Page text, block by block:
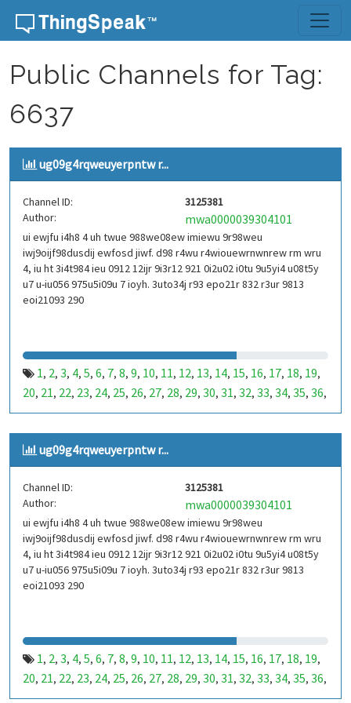
Skip to content
Public Channels for Tag:
6637
ug09g4rqweuyerpntw r...
Channel ID:
3125381
Author:
mwa0000039304101
ui ewjfu i4h8 4 uh twue 988we08ew imiewu 9r98weu
iwj9oijf98dusdij ewfosd jiwf. d98 r4wu r4wiouewrnwnrew rm wru
4, iu ht 3i4t984 ieu 0912 12ijr 9i3r12 921 0i2u02 i0tu 9u5yi4 u08t5y
u7 u-iu056 975u5i09u 7 ioyh. 3uto34j r93 epo21r 832 r3ur 9813
eoi21093 290
1, 2, 3, 4, 5, 6, 7, 8, 9, 10, 11, 12, 13, 14, 15, 16, 17, 18, 19,
20, 21, 22, 23, 24, 25, 26, 27, 28, 29, 30, 31, 32, 33, 34, 35, 36,
37,38,39,40,41,42,43,44,45,46,47,48,49,50,51,52,53,
99,100,101,102,103,104,105,106,107,108,109,110,
111,112,113,114,115,116,
123,124,125,126,127,128,129,130,131,132,133,134,
135,136,137 141,142,143
147,148 153,154,155,156,157,158
159,160,161,162,163,164,165 ,166,167,168,
171 ,172,173 ,174,175,176,177,178,179 ,180,181 ,182,
183,184,185,186, 187,188,189 ,190,191,192,193,194
195,196 ,197
231,232,233,234,235,236,237,238,239,
243, 244, 245, 246, 247,248,249,250 ,251,252, 253 ,254,
255 ,256,257, 258,259,260,261,262,263 ,264,265 , 266
ug09g4rqweuyerpntw r...
Channel ID:
3125381
Author:
mwa0000039304101
ui ewjfu i4h8 4 uh twue 988we08ew imiewu 9r98weu
iwj9oijf98dusdij ewfosd jiwf. d98 r4wu r4wiouewrnwnrew rm wru
4, iu ht 3i4t984 ieu 0912 12ijr 9i3r12 921 0i2u02 i0tu 9u5yi4 u08t5y
u7 u-iu056 975u5i09u 7 ioyh. 3uto34j r93 epo21r 832 r3ur 9813
eoi21093 290
1, 2, 3, 4, 5, 6, 7, 8, 9, 10, 11, 12, 13, 14, 15, 16, 17, 18, 19,
20, 21, 22, 23, 24, 25, 26, 27, 28, 29, 30, 31, 32, 33, 34, 35, 36,
37,38,39,40,41,42,43,44,45,46,47,48,49,50,51,52,53,